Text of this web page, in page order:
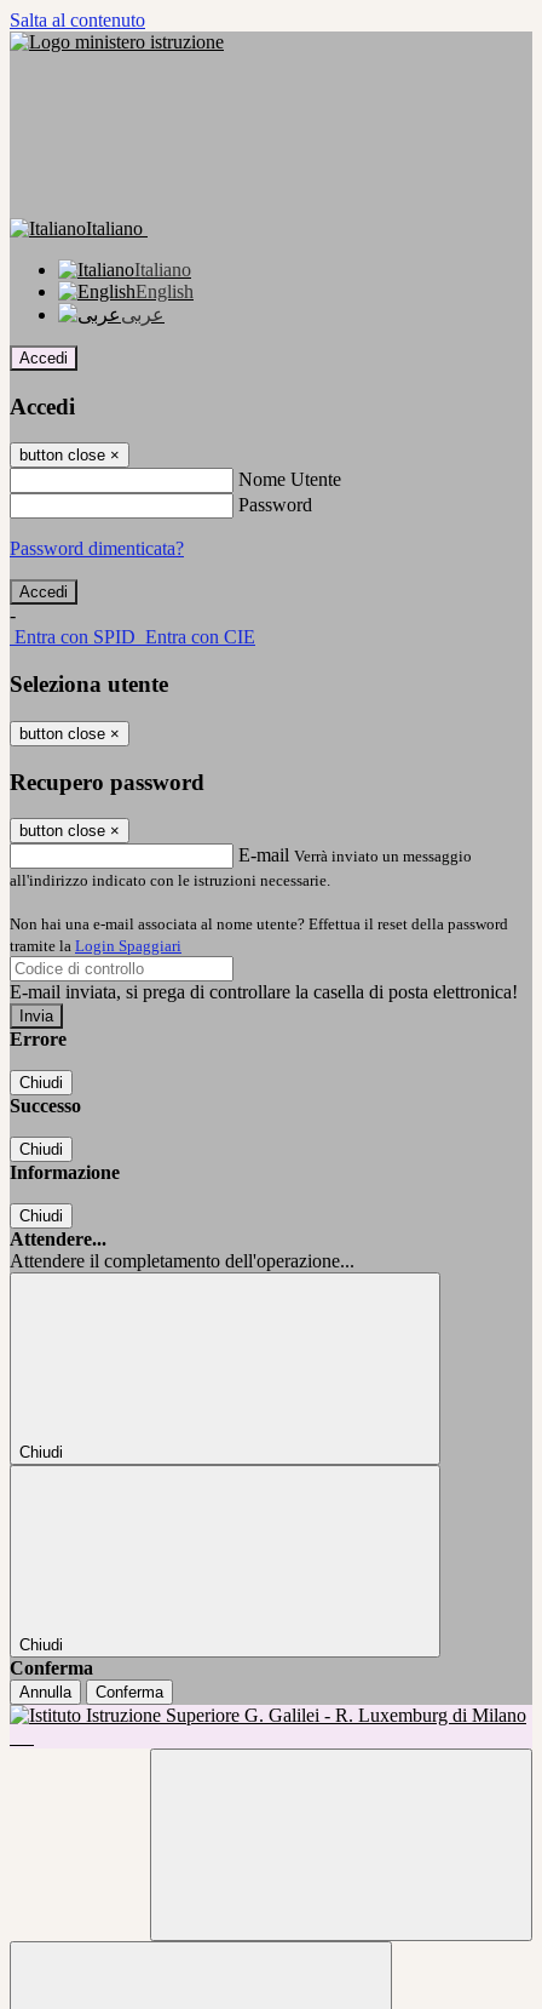
Salta al contenuto
Italiano
Italiano
English
عربى
Accedi
Accedi
button close ×
Nome Utente
Password
Password dimenticata?
-
Entra con SPID Entra con CIE
Seleziona utente
button close ×
Recupero password
button close ×
E-mail Verrà inviato un messaggio
all'indirizzo indicato con le istruzioni necessarie.
Non hai una e-mail associata al nome utente? Effettua il reset della password
tramite la Login Spaggiari
E-mail inviata, si prega di controllare la casella di posta elettronica!
Errore
Chiudi
Successo
Chiudi
Informazione
Chiudi
Attendere...
Attendere il completamento dell'operazione...
Chiudi
Chiudi
Conferma
Annulla Conferma